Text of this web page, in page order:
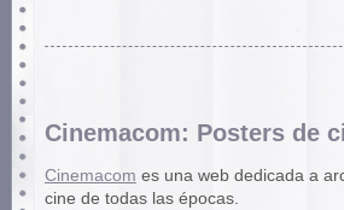
Cinemacom: Posters de
Cinemacom es una web dedicada a
cine de todas las épocas.